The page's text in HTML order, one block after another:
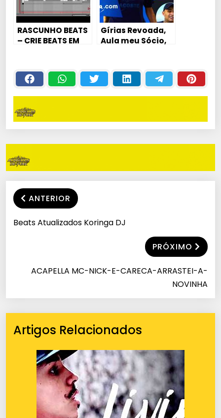
RASCUNHO BEATS
– CRIE BEATS EM
DE PRODUÇÃO
Gírias Revoada,
Aula meu Sócio,
que é?
(KondZilla.com)
ANTERIOR
Beats Atualizados Koringa DJ
PRÓXIMO
ACAPELLA MC-NICK-E-CARECA-ARRASTEI-A-
NOVINHA
Artigos Relacionados